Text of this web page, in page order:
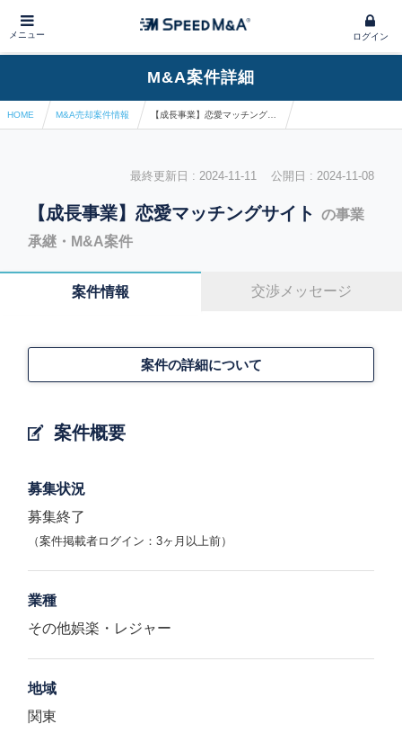
メニュー ログイン
M&A案件詳細
HOME M&A売却案件情報
最終更新日 : 2024-11-11 公開日 : 2024-11-08
【成長事業】恋愛マッチングサイト
の事業
承継・M&A案件
案件情報 交渉メッセージ
案件概要
案件の詳細について
募集状況
募集終了
（案件掲載者ログイン：3ヶ月以上前）
業種
その他娯楽・レジャー
地域
関東